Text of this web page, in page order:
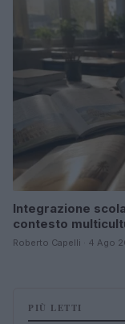
Integrazione
contesto
Roberto Capelli · 4 Ago
PIÙ LETTI